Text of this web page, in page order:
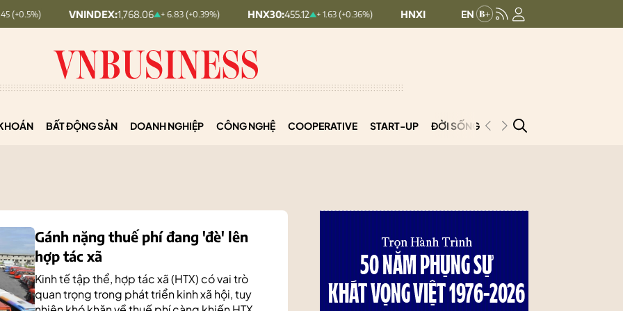
VNINDEX: 1,768.06 + 6.83 (+0.39%) HNX30: 455.12 + 1.63 (+0.36%) HNXINDEX: 293.44 + 0.25 (+0.09%) UPCOMINDEX:
BẤT ĐỘNG SẢN DOANH NGHIỆP CÔNG NGHỆ COOPERATIVE START-UP ĐỜI SỐNG PODCAST
Gánh nặng thuế phí đang 'đè' lên
hợp tác xã
Kinh tế tập thể, hợp tác xã (HTX) có vai trò
quan trọng trong phát triển kinh xã hội, tuy